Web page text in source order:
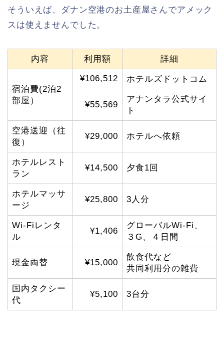
そういえば、ダナン空港のお土産屋さんでアメック
スは使えませんでした。
内容 利用額 詳細
宿泊費(2泊2
部屋）
¥106,512 ホテルズドットコム
¥55,569
アナンタラ公式サイ
ト
空港送迎（往
復）
¥29,000 ホテルへ依頼
ホテルレスト
ラン
¥14,500 夕食1回
ホテルマッサ
ージ
¥25,800 3人分
Wi-Fiレンタ
ル
¥1,406
グローバルWi-Fi、
３G、４日間
現金両替 ¥15,000
飲食代など
共同利用分の雑費
国内タクシー
代
¥5,100 3台分